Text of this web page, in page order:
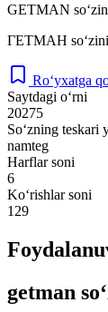
GETMAN
ГЕТМАН
Ro‘yxatga
Saytdagi o‘rni
20275
So‘zning teskari
namteg
Harflar soni
6
Ko‘rishlar soni
129
getman